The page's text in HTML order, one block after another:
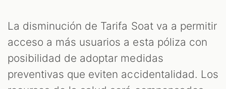
La disminución de Tarifa Soat va a permitir
acceso a más usuarios a esta póliza con
posibilidad de adoptar medidas
preventivas que eviten accidentalidad. Los